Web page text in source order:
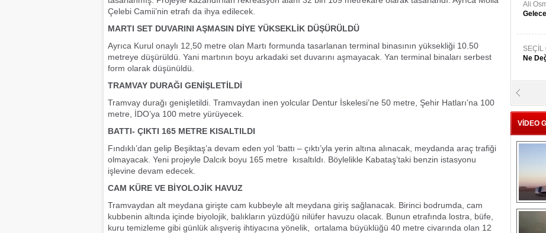
Çelebi Camii’nin etrafı da ihya edilecek.
MARTI SET DUVARINI AŞMASIN DİYE YÜKSEKLİK DÜŞÜRÜLDÜ
Ayrıca Kurul onaylı 12,50 metre olan Martı formunda tasarlanan terminal binasının yüksekliği 10.50
metreye düşürüldü. Yani martının boyu arkadaki set duvarını aşmayacak. Yan terminal binaları serbest
form olarak düşünüldü.
TRAMVAY DURAĞI GENİŞLETİLDİ
Tramvay durağı genişletildi. Tramvaydan inen yolcular Dentur İskelesi’ne 50 metre, Şehir Hatları’na 100
metre, İDO’ya 100 metre yürüyecek.
BATTI- ÇIKTI 165 METRE KISALTILDI
Fındıklı’dan gelip Beşiktaş’a devam eden yol ‘battı – çıktı’yla yerin altına alınacak, meydanda araç trafiği
olmayacak. Yeni projeyle Dalcık boyu 165 metre kısaltıldı. Böylelikle Kabataş’taki benzin istasyonu
işlevine devam edecek.
CAM KÜRE VE BİYOLOJİK HAVUZ
Tramvaydan alt meydana girişte cam kubbeyle alt meydana giriş sağlanacak. Birinci bodrumda, cam
kubbenin altında içinde biyolojik, balıkların yüzdüğü nilüfer havuzu olacak. Bunun etrafında lostra, büfe,
kuru temizleme gibi günlük alışveriş ihtiyacına yönelik, ortalama büyüklüğü 40 metre civarında olan 12
Ali
SEÇİL
Ne
VİDEO